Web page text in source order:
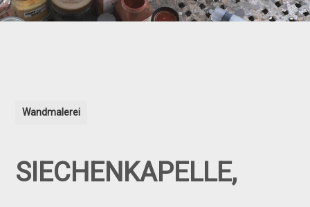
Wandmalerei
SIECHENKAPELLE,